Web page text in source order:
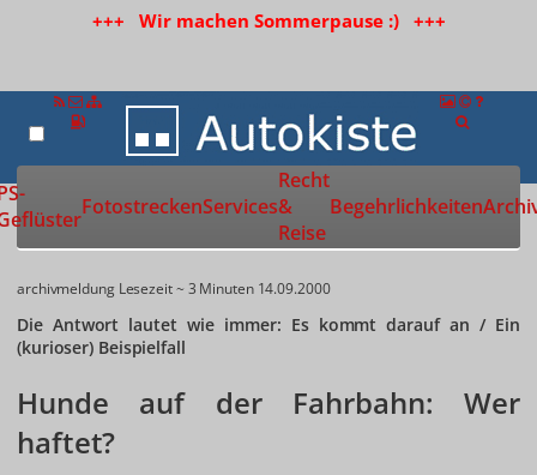
+++ Wir machen Sommerpause :) +++
Zur Startseite
FotostreckenServices
Recht
&
Reise
Begehrlichkeiten
archivmeldung Lesezeit ~ 3 Minuten 14.09.2000
Die Antwort lautet wie immer: Es kommt darauf an / Ein
(kurioser) Beispielfall
Hunde auf der Fahrbahn: Wer
haftet?